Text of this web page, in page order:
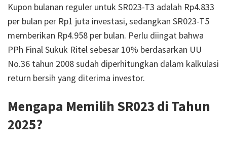
Kupon bulanan reguler untuk SR023-T3 adalah Rp4.833
per bulan per Rp1 juta investasi, sedangkan SR023-T5
memberikan Rp4.958 per bulan. Perlu diingat bahwa
PPh Final Sukuk Ritel sebesar 10% berdasarkan UU
No.36 tahun 2008 sudah diperhitungkan dalam kalkulasi
return bersih yang diterima investor.
Mengapa Memilih SR023 di Tahun
2025?